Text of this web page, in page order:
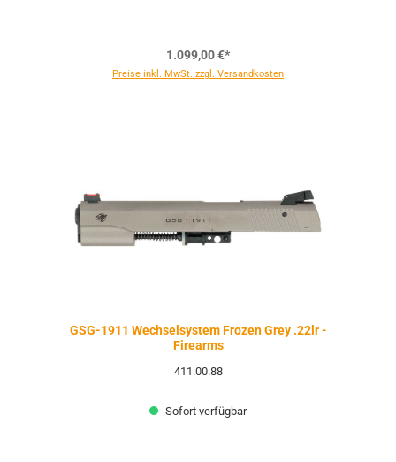
1.099,00 €*
Preise inkl. MwSt. zzgl. Versandkosten
GSG-1911 Wechselsystem Frozen Grey .22lr -
Firearms
411.00.88
Sofort verfügbar